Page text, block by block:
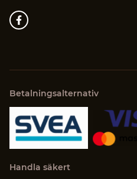
Betalningsalternativ
Handla säkert